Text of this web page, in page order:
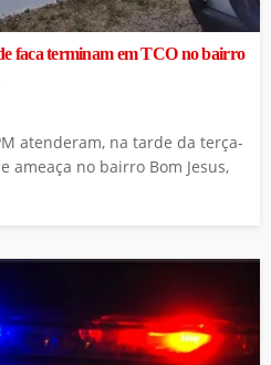
faca terminam em TCO no bairro
atenderam, na tarde da terça-
ameaça no bairro Bom Jesus,